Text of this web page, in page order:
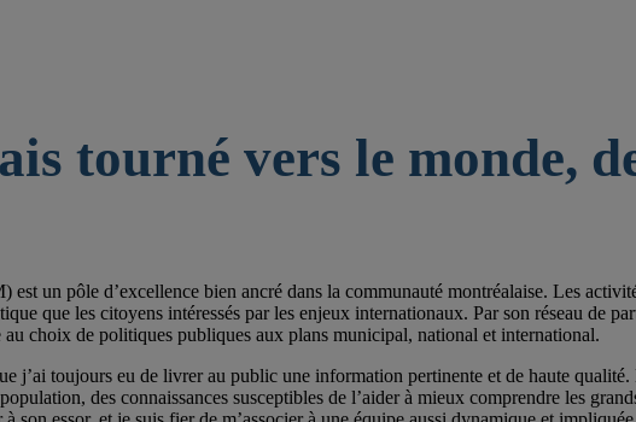
tourné vers le monde,
un pôle d’excellence bien ancré dans la communauté montréalaise. Les
que les citoyens intéressés par les enjeux internationaux. Par son réseau de
choix de politiques publiques aux plans municipal, national et international.
j’ai toujours eu de livrer au public une information pertinente et de haute qualité.
des connaissances susceptibles de l’aider à mieux comprendre les